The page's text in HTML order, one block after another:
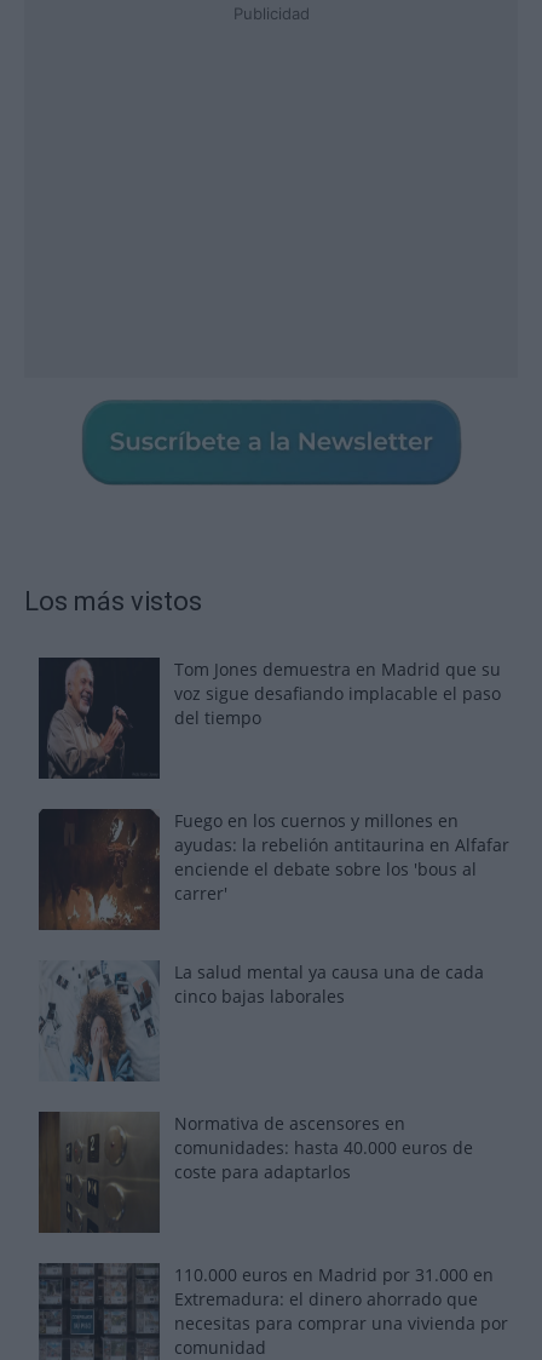
Publicidad
Los más vistos
Tom Jones demuestra en Madrid que su
voz sigue desafiando implacable el paso
del tiempo
Fuego en los cuernos y millones en
ayudas: la rebelión antitaurina en Alfafar
enciende el debate sobre los 'bous al
carrer'
La salud mental ya causa una de cada
cinco bajas laborales
Normativa de ascensores en
comunidades: hasta 40.000 euros de
coste para adaptarlos
110.000 euros en Madrid por 31.000 en
Extremadura: el dinero ahorrado que
necesitas para comprar una vivienda por
comunidad